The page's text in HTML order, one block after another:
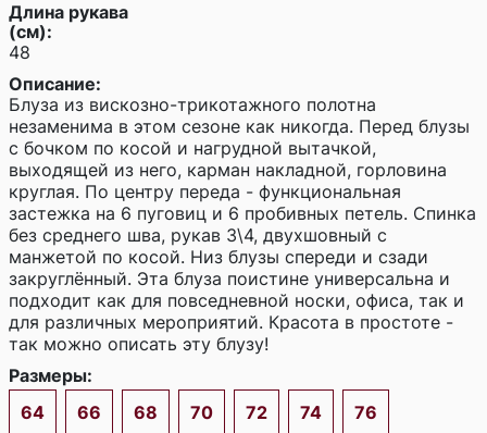
Длина рукава
(см):
48
Описание:
Блуза из вискозно-трикотажного полотна
незаменима в этом сезоне как никогда. Перед блузы
с бочком по косой и нагрудной вытачкой,
выходящей из него, карман накладной, горловина
круглая. По центру переда - функциональная
застежка на 6 пуговиц и 6 пробивных петель. Спинка
без среднего шва, рукав 3\4, двухшовный с
манжетой по косой. Низ блузы спереди и сзади
закруглённый. Эта блуза поистине универсальна и
подходит как для повседневной носки, офиса, так и
для различных мероприятий. Красота в простоте -
так можно описать эту блузу!
Размеры:
64
66 68 70 72 74 76